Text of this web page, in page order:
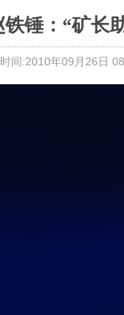
铁锤：“矿长
间:2010年09月26日